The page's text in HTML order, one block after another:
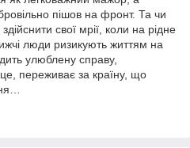
пішов на фронт. Та чи
свої мрії, коли на рідне
люди ризикують життям на
улюблену справу,
переживає за країну, що